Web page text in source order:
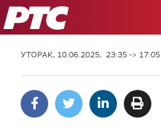
РТС
УТОРАК, 10.06.2025, 23:35 -> 17:05